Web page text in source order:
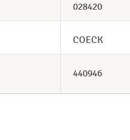
028420
COECK
440946